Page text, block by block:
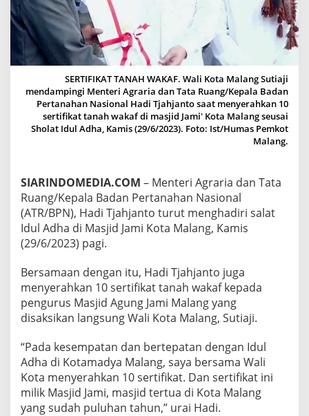
E
N
T
E
R
I
A
R
I
A
S
E
H
K
A
N
1
S
E
R
T
I
F
SERTIFIKAT TANAH WAKAF. Wali Kota Malang Sutiaji
mendampingi Menteri Agraria dan Tata Ruang/Kepala Badan
Pertanahan Nasional Hadi Tjahjanto saat menyerahkan 10
sertifikat tanah wakaf di masjid Jami' Kota Malang seusai
Sholat Idul Adha, Kamis (29/6/2023). Foto: Ist/Humas Pemkot
Malang.
SIARINDOMEDIA.COM – Menteri Agraria dan Tata
Ruang/Kepala Badan Pertanahan Nasional
(ATR/BPN), Hadi Tjahjanto turut menghadiri salat
Idul Adha di Masjid Jami Kota Malang, Kamis
(29/6/2023) pagi.
Bersamaan dengan itu, Hadi Tjahjanto juga
menyerahkan 10 sertifikat tanah wakaf kepada
pengurus Masjid Agung Jami Malang yang
disaksikan langsung Wali Kota Malang, Sutiaji.
“Pada kesempatan dan bertepatan dengan Idul
Adha di Kotamadya Malang, saya bersama Wali
Kota menyerahkan 10 sertifikat. Dan sertifikat ini
milik Masjid Jami, masjid tertua di Kota Malang
yang sudah puluhan tahun,” urai Hadi.